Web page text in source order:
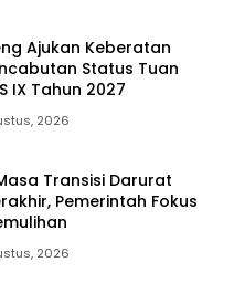
Ajukan Keberatan
Status Tuan
IX Tahun 2027
2026
Transisi Darurat
Pemerintah Fokus
2026